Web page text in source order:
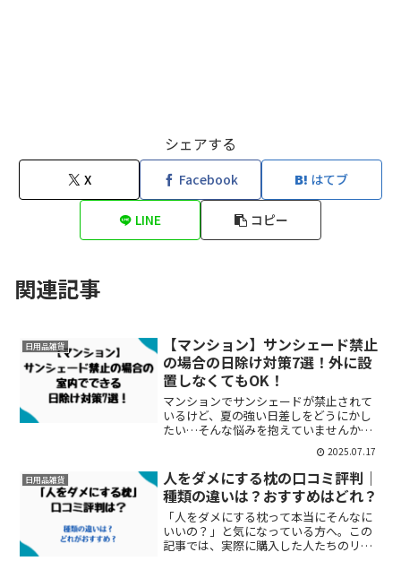
シェアする
X Facebook はてブ
LINE コピー
関連記事
日用品雑貨
【マンション】サンシェード禁止
の場合の日除け対策7選！外に設
置しなくてもOK！
マンションでサンシェードが禁止されて
いるけど、夏の強い日差しをどうにかし
たい…そんな悩みを抱えていませんか？
規約が厳しくてベランダに何も取り付け
られないと、「どう対策すればいい
の？」と途方に暮れてしまいますよね。
サンシェードが禁止の場合の日...
2025.07.17
日用品雑貨
人をダメにする枕の口コミ評判｜
種類の違いは？おすすめはどれ？
「人をダメにする枕って本当にそんなに
いいの？」と気になっている方へ。この
記事では、実際に購入した人たちのリア